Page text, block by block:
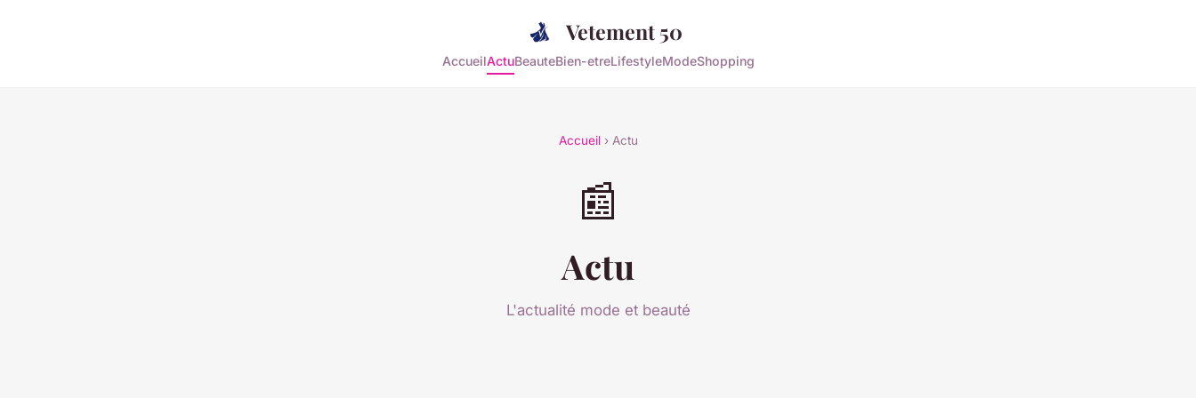
Vetement 50
AccueilActuBeauteBien-etreLifestyleModeShopping
Accueil› Actu
📰
Actu
L'actualité mode et beauté